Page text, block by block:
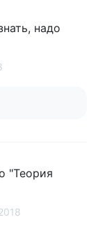
надо
"Теория